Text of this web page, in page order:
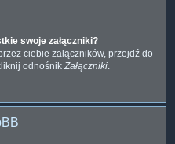
swoje załączniki?
ciebie załączników, przejdź do
odnośnik Załączniki.